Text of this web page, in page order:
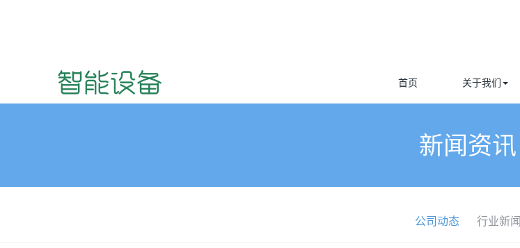
首页 关于我们
新闻资讯
公司动态 行业新闻